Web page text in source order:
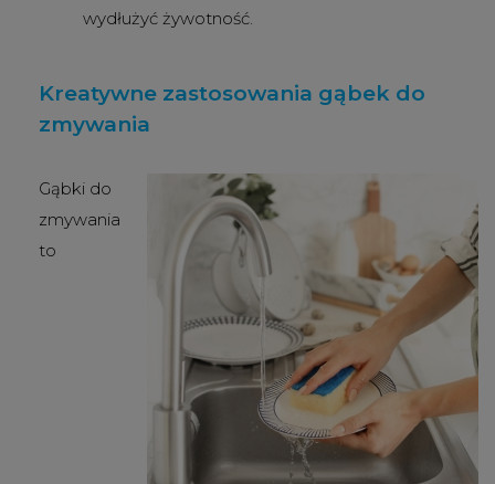
wydłużyć żywotność.
Kreatywne zastosowania gąbek do
zmywania
Gąbki do
zmywania
to